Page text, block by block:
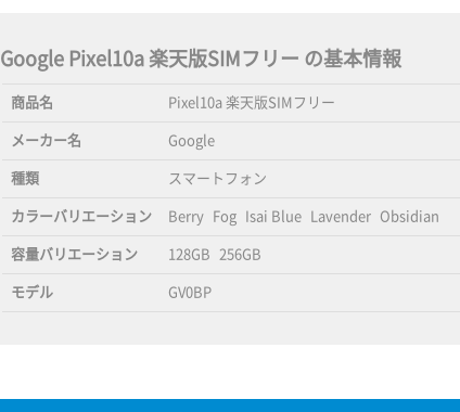
Google Pixel10a 楽天版SIMフリー の基本情報
商品名 Pixel10a 楽天版SIMフリー
メーカー名 Google
種類 スマートフォン
カラーバリエーション Berry Fog Isai Blue Lavender Obsidian
容量バリエーション 128GB 256GB
モデル GV0BP